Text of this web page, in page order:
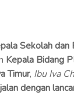
Sekolah dan
Kepala Bidang
Timur, Ibu Iva
dengan